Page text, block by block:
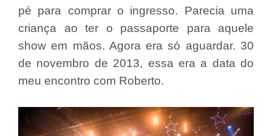
pé para comprar o ingresso. Parecia uma
criança ao ter o passaporte para aquele
show em mãos. Agora era só aguardar. 30
de novembro de 2013, essa era a data do
meu encontro com Roberto.